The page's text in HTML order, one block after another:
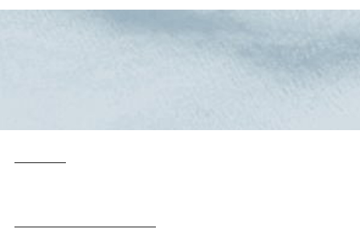
————
———————————